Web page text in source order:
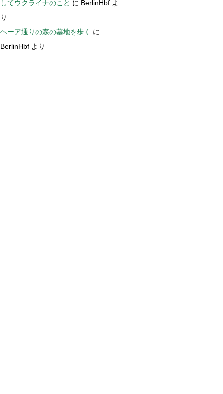
してウクライナのこと に BerlinHbf よ
り
ヘーア通りの森の墓地を歩く
に
BerlinHbf より